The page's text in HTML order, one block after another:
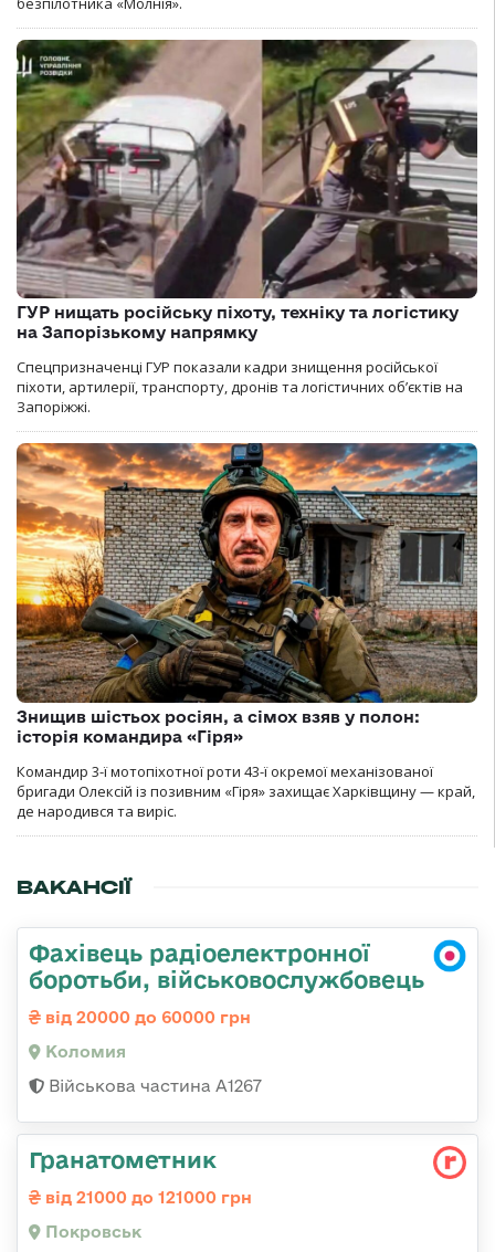
ГУР нищать російську піхоту, техніку та логістику
на Запорізькому напрямку
Спецпризначенці ГУР показали кадри знищення російської
піхоти, артилерії, транспорту, дронів та логістичних об’єктів на
Запоріжжі.
Знищив шістьох росіян, а сімох взяв у полон:
історія командира «Гіря»
Командир 3-ї мотопіхотної роти 43-ї окремої механізованої
бригади Олексій із позивним «Гіря» захищає Харківщину — край,
де народився та виріс.
ВАКАНСІЇ
Фахівець радіоелектронної
боротьби, військовослужбовець
від 20000 до 60000 грн
Коломия
Військова частина А1267
Гранатометник
від 21000 до 121000 грн
Покровськ